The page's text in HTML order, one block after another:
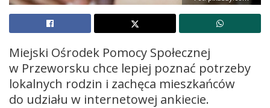
Miejski Ośrodek Pomocy Społecznej
w Przeworsku chce lepiej poznać potrzeby
lokalnych rodzin i zachęca mieszkańców
do udziału w internetowej ankiecie.